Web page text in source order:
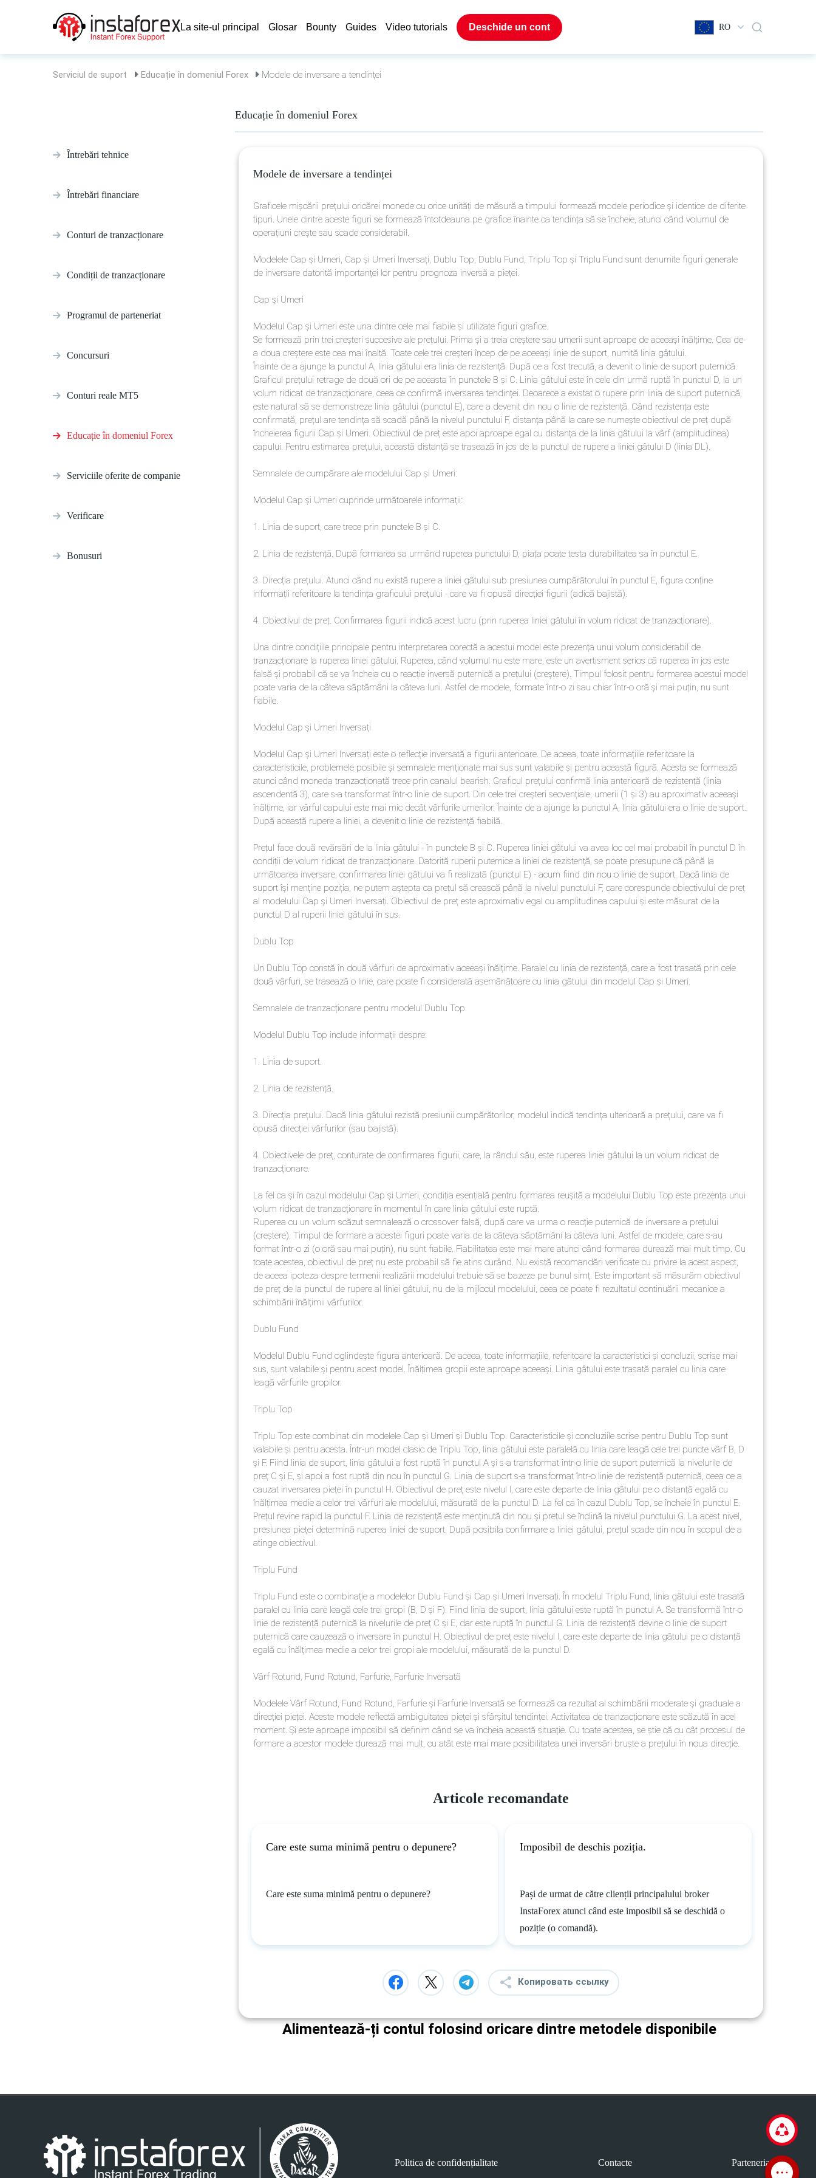
La site-ul principal Glosar Bounty Guides Video tutorials Deschide un cont RO
Serviciul de suport Educație în domeniul Forex Modele de inversare a tendinței
Întrebări tehnice
Întrebări financiare
Conturi de tranzacționare
Condiții de tranzacționare
Programul de parteneriat
Concursuri
Conturi reale MT5
Educație în domeniul Forex
Serviciile oferite de companie
Verificare
Bonusuri
Educație în domeniul Forex
Modele de inversare a tendinței
Graficele mișcării prețului oricărei monede cu orice unități de măsură a timpului formează modele periodice și identice de diferite
tipuri. Unele dintre aceste figuri se formează întotdeauna pe grafice înainte ca tendința să se încheie, atunci când volumul de
operațiuni crește sau scade considerabil.
Modelele Cap și Umeri, Cap și Umeri Inversați, Dublu Top, Dublu Fund, Triplu Top și Triplu Fund sunt denumite figuri generale
de inversare datorită importanței lor pentru prognoza inversă a pieței.
Cap și Umeri
Modelul Cap și Umeri este una dintre cele mai fiabile și utilizate figuri grafice.
Se formează prin trei creșteri succesive ale prețului. Prima și a treia creștere sau umerii sunt aproape de aceeași înălțime. Cea de-
a doua creștere este cea mai înaltă. Toate cele trei creșteri încep de pe aceeași linie de suport, numită linia gâtului.
Înainte de a ajunge la punctul A, linia gâtului era linia de rezistență. După ce a fost trecută, a devenit o linie de suport puternică.
Graficul prețului retrage de două ori de pe aceasta în punctele B și C. Linia gâtului este în cele din urmă ruptă în punctul D, la un
volum ridicat de tranzacționare, ceea ce confirmă inversarea tendinței. Deoarece a existat o rupere prin linia de suport puternică,
este natural să se demonstreze linia gâtului (punctul E), care a devenit din nou o linie de rezistență. Când rezistența este
confirmată, prețul are tendința să scadă până la nivelul punctului F, distanța până la care se numește obiectivul de preț după
încheierea figurii Cap și Umeri. Obiectivul de preț este apoi aproape egal cu distanța de la linia gâtului la vârf (amplitudinea)
capului. Pentru estimarea prețului, această distanță se trasează în jos de la punctul de rupere a liniei gâtului D (linia DL).
Semnalele de cumpărare ale modelului Cap și Umeri:
Modelul Cap și Umeri cuprinde următoarele informații:
1. Linia de suport, care trece prin punctele B și C.
2. Linia de rezistență. După formarea sa urmând ruperea punctului D, piața poate testa durabilitatea sa în punctul E.
3. Direcția prețului. Atunci când nu există rupere a liniei gâtului sub presiunea cumpărătorului în punctul E, figura conține
informații referitoare la tendința graficului prețului - care va fi opusă direcției figurii (adică bajistă).
4. Obiectivul de preț. Confirmarea figurii indică acest lucru (prin ruperea liniei gâtului în volum ridicat de tranzacționare).
Una dintre condițiile principale pentru interpretarea corectă a acestui model este prezența unui volum considerabil de
tranzacționare la ruperea liniei gâtului. Ruperea, când volumul nu este mare, este un avertisment serios că ruperea în jos este
falsă și probabil că se va încheia cu o reacție inversă puternică a prețului (creștere). Timpul folosit pentru formarea acestui model
poate varia de la câteva săptămâni la câteva luni. Astfel de modele, formate într-o zi sau chiar într-o oră și mai puțin, nu sunt
fiabile.
Modelul Cap și Umeri Inversați
Modelul Cap și Umeri Inversați este o reflecție inversată a figurii anterioare. De aceea, toate informațiile referitoare la
caracteristicile, problemele posibile și semnalele menționate mai sus sunt valabile și pentru această figură. Acesta se formează
atunci când moneda tranzacționată trece prin canalul bearish. Graficul prețului confirmă linia anterioară de rezistență (linia
ascendentă 3), care s-a transformat într-o linie de suport. Din cele trei creșteri secvențiale, umerii (1 și 3) au aproximativ aceeași
înălțime, iar vârful capului este mai mic decât vârfurile umerilor. Înainte de a ajunge la punctul А, linia gâtului era o linie de suport.
După această rupere a liniei, a devenit o linie de rezistență fiabilă.
Prețul face două revărsări de la linia gâtului - în punctele B și C. Ruperea liniei gâtului va avea loc cel mai probabil în punctul D în
condiții de volum ridicat de tranzacționare. Datorită ruperii puternice a liniei de rezistență, se poate presupune că până la
următoarea inversare, confirmarea liniei gâtului va fi realizată (punctul E) - acum fiind din nou o linie de suport. Dacă linia de
suport își menține poziția, ne putem aștepta ca prețul să crească până la nivelul punctului F, care corespunde obiectivului de preț
al modelului Cap și Umeri Inversați. Obiectivul de preț este aproximativ egal cu amplitudinea capului și este măsurat de la
punctul D al ruperii liniei gâtului în sus.
Dublu Top
Un Dublu Top constă în două vârfuri de aproximativ aceeași înălțime. Paralel cu linia de rezistență, care a fost trasată prin cele
două vârfuri, se trasează o linie, care poate fi considerată asemănătoare cu linia gâtului din modelul Cap și Umeri.
Semnalele de tranzacționare pentru modelul Dublu Top.
Modelul Dublu Top include informații despre:
1. Linia de suport.
2. Linia de rezistență.
3. Direcția prețului. Dacă linia gâtului rezistă presiunii cumpărătorilor, modelul indică tendința ulterioară a prețului, care va fi
opusă direcției vârfurilor (sau bajistă).
4. Obiectivele de preț, conturate de confirmarea figurii, care, la rândul său, este ruperea liniei gâtului la un volum ridicat de
tranzacționare.
La fel ca și în cazul modelului Cap și Umeri, condiția esențială pentru formarea reușită a modelului Dublu Top este prezența unui
volum ridicat de tranzacționare în momentul în care linia gâtului este ruptă.
Ruperea cu un volum scăzut semnalează o crossover falsă, după care va urma o reacție puternică de inversare a prețului
(creștere). Timpul de formare a acestei figuri poate varia de la câteva săptămâni la câteva luni. Astfel de modele, care s-au
format într-o zi (o oră sau mai puțin), nu sunt fiabile. Fiabilitatea este mai mare atunci când formarea durează mai mult timp. Cu
toate acestea, obiectivul de preț nu este probabil să fie atins curând. Nu există recomandări verificate cu privire la acest aspect,
de aceea ipoteza despre termenii realizării modelului trebuie să se bazeze pe bunul simț. Este important să măsurăm obiectivul
de preț de la punctul de rupere al liniei gâtului, nu de la mijlocul modelului, ceea ce poate fi rezultatul continuării mecanice a
schimbării înălțimii vârfurilor.
Dublu Fund
Modelul Dublu Fund oglindește figura anterioară. De aceea, toate informațiile, referitoare la caracteristici și concluzii, scrise mai
sus, sunt valabile și pentru acest model. Înălțimea gropii este aproape aceeași. Linia gâtului este trasată paralel cu linia care
leagă vârfurile gropilor.
Triplu Top
Triplu Top este combinat din modelele Cap și Umeri și Dublu Top. Caracteristicile și concluziile scrise pentru Dublu Top sunt
valabile și pentru acesta. Într-un model clasic de Triplu Top, linia gâtului este paralelă cu linia care leagă cele trei puncte vârf В, D
și F. Fiind linia de suport, linia gâtului a fost ruptă în punctul А și s-a transformat într-o linie de suport puternică la nivelurile de
preț C și Е, și apoi a fost ruptă din nou în punctul G. Linia de suport s-a transformat într-o linie de rezistență puternică, ceea ce a
cauzat inversarea pieței în punctul H. Obiectivul de preț este nivelul I, care este departe de linia gâtului pe o distanță egală cu
înălțimea medie a celor trei vârfuri ale modelului, măsurată de la punctul D. La fel ca în cazul Dublu Top, se încheie în punctul E.
Prețul revine rapid la punctul F. Linia de rezistență este menținută din nou și prețul se înclină la nivelul punctului G. La acest nivel,
presiunea pieței determină ruperea liniei de suport. După posibila confirmare a liniei gâtului, prețul scade din nou în scopul de a
atinge obiectivul.
Triplu Fund
Triplu Fund este o combinație a modelelor Dublu Fund și Cap și Umeri Inversați. În modelul Triplu Fund, linia gâtului este trasată
paralel cu linia care leagă cele trei gropi (В, D și F). Fiind linia de suport, linia gâtului este ruptă în punctul А. Se transformă într-o
linie de rezistență puternică la nivelurile de preț C și Е, dar este ruptă în punctul G. Linia de rezistență devine o linie de suport
puternică care cauzează o inversare în punctul H. Obiectivul de preț este nivelul I, care este departe de linia gâtului pe o distanță
egală cu înălțimea medie a celor trei gropi ale modelului, măsurată de la punctul D.
Vârf Rotund, Fund Rotund, Farfurie, Farfurie Inversată
Modelele Vârf Rotund, Fund Rotund, Farfurie și Farfurie Inversată se formează ca rezultat al schimbării moderate și graduale a
direcției pieței. Aceste modele reflectă ambiguitatea pieței și sfârșitul tendinței. Activitatea de tranzacționare este scăzută în acel
moment. Și este aproape imposibil să definim când se va încheia această situație. Cu toate acestea, se știe că cu cât procesul de
formare a acestor modele durează mai mult, cu atât este mai mare posibilitatea unei inversări bruște a prețului în noua direcție.
Articole recomandate
Care este suma minimă pentru o depunere?
Care este suma minimă pentru o depunere?
Imposibil de deschis poziția.
Pași de urmat de către clienții principalului broker
InstaForex atunci când este imposibil să se deschidă o
poziție (o comandă).
Копировать ссылку
Alimentează-ți contul folosind oricare dintre metodele disponibile
Politica de confidențialitate Contacte Parteneriat